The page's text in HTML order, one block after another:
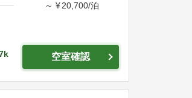
～ ¥ 20,700/泊
空室確認